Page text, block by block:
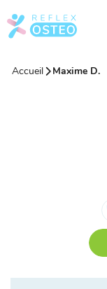
Accueil Maxime D.